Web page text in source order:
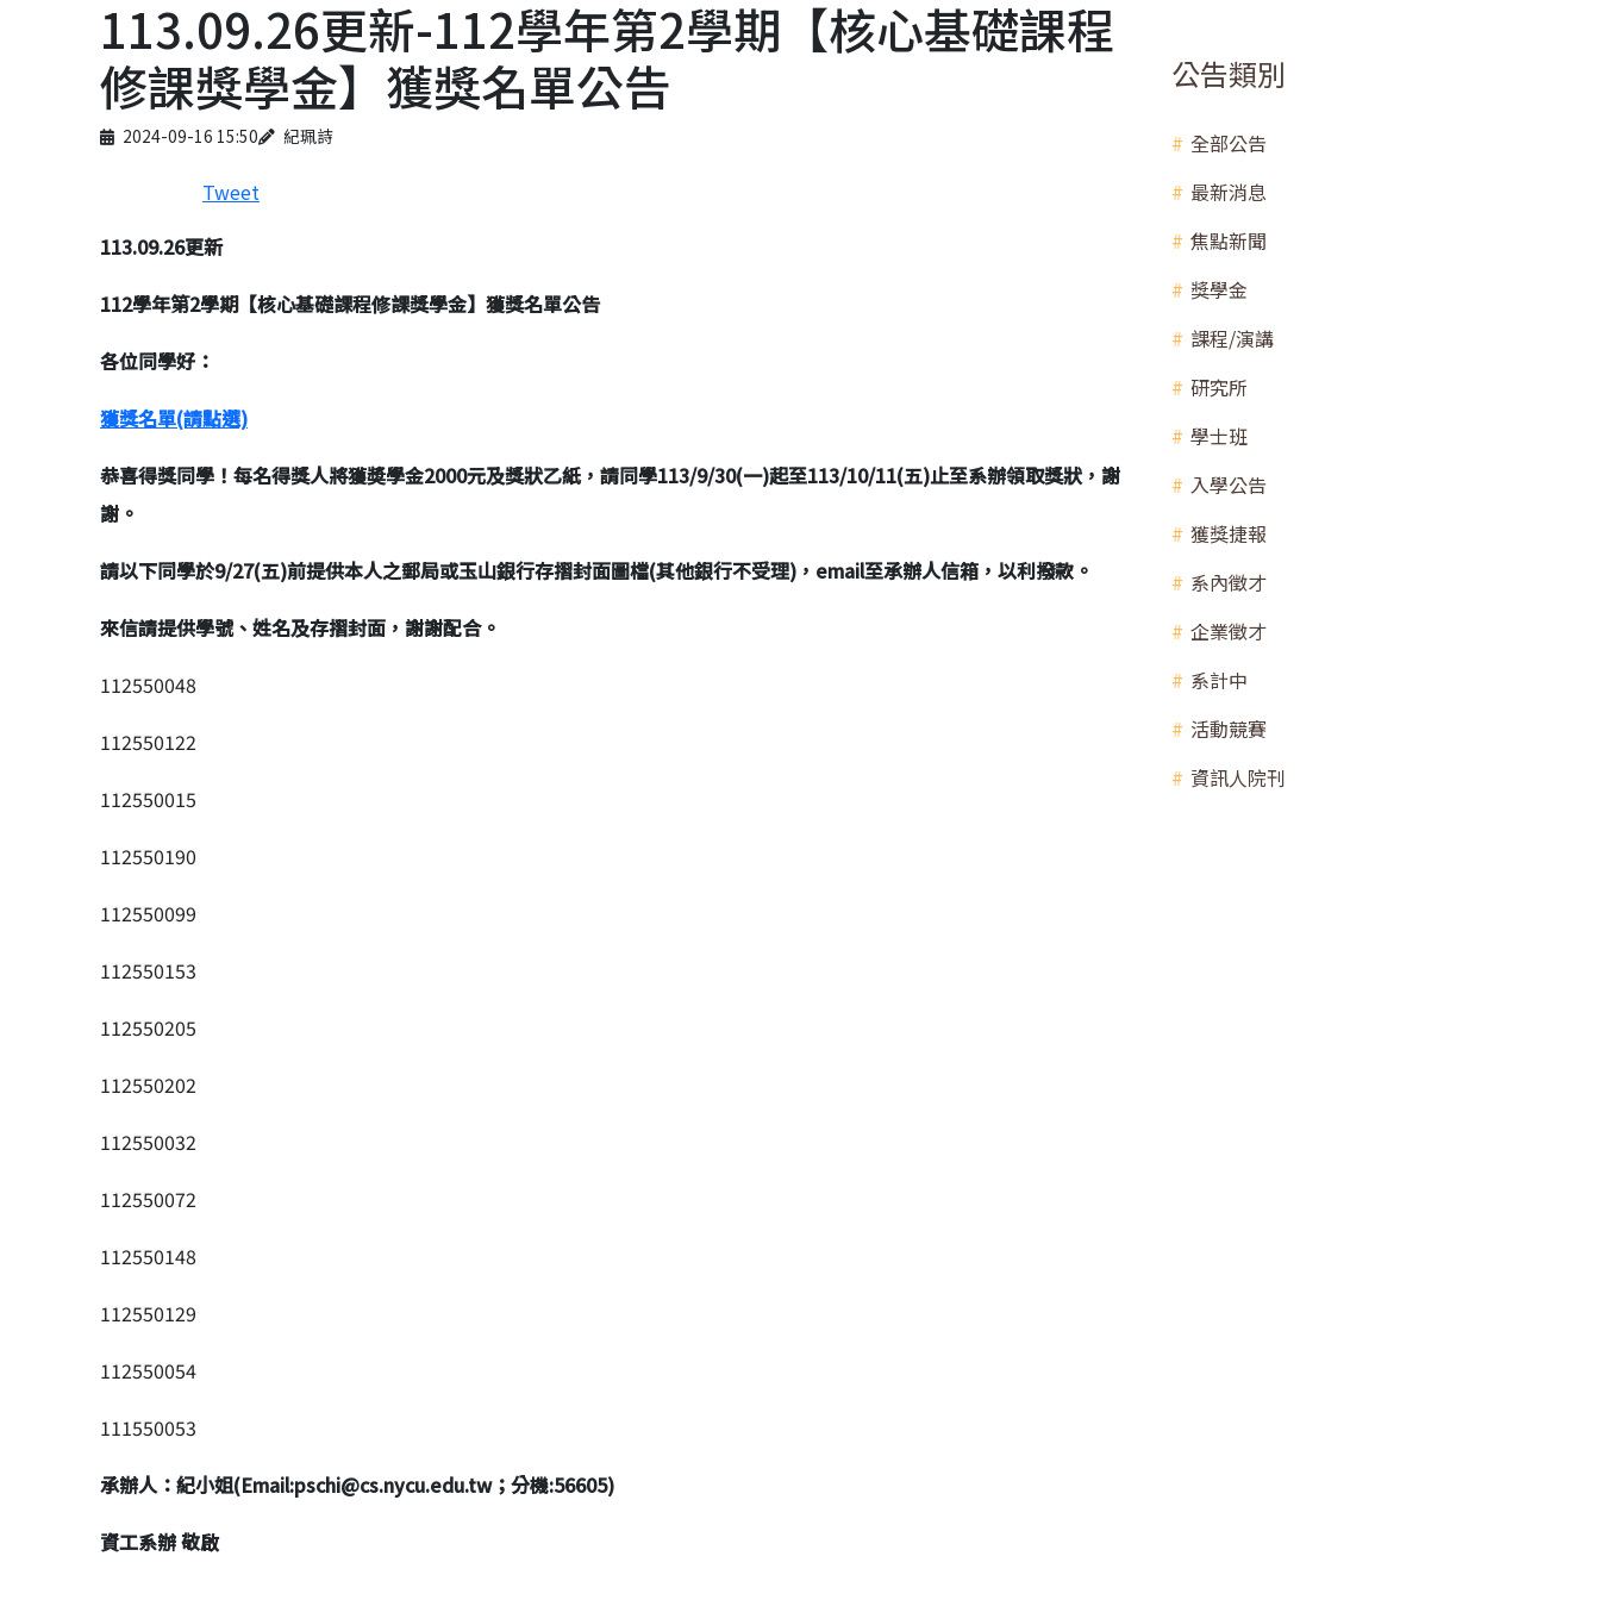
113.09.26更新-112學年第2學期【核心基礎課程
修課獎學金】獲獎名單公告
Published on
2024-09-16 15:50
Author 紀珮詩
Tweet
113.09.26更新
112學年第2學期【核心基礎課程修課獎學金】獲獎名單公告
各位同學好：
獲獎名單(請點選)
恭喜得獎同學！每名得獎人將獲奬學金2000元及獎狀乙紙，請同學113/9/30(一)起至113/10/11(五)止至系辦領取獎狀，謝
謝。
請以下同學於9/27(五)前提供本人之郵局或玉山銀行存摺封面圖檔(其他銀行不受理)，email至承辦人信箱，以利撥款。
來信請提供學號、姓名及存摺封面，謝謝配合。
112550048
112550122
112550015
112550190
112550099
112550153
112550205
112550202
112550032
112550072
112550148
112550129
112550054
111550053
承辦人：紀小姐(Email:pschi@cs.nycu.edu.tw；分機:56605)
資工系辦 敬啟
公告類別
全部公告
最新消息
焦點新聞
獎學金
課程/演講
研究所
學士班
入學公告
獲獎捷報
系內徵才
企業徵才
系計中
活動競賽
資訊人院刊